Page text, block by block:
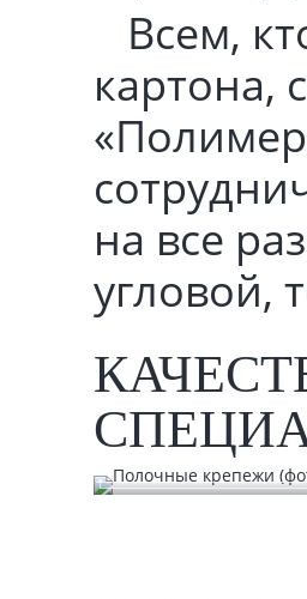
Всем,
картона,
на все
угловой,